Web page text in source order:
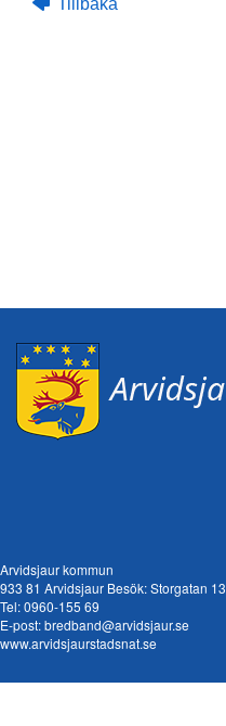
Arvidsjaur kommun
933 81 Arvidsjaur Besök: Storgatan 13
Tel:0960-155 69
E-post:bredband@arvidsjaur.se
www.arvidsjaurstadsnat.se